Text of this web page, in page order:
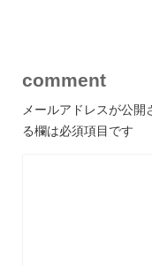
comment
メールアドレスが公開
る欄は必須項目です